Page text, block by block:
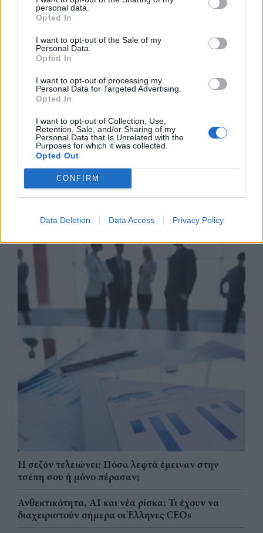
personal data.
Opted In
I want to opt-out of the Sale of my
Personal Data.
Opted In
I want to opt-out of processing my
Personal Data for Targeted Advertising.
Opted In
I want to opt-out of Collection, Use,
Retention, Sale, and/or Sharing of my
Personal Data that Is Unrelated with the
Purposes for which it was collected.
Opted Out
CONFIRM
Data Deletion Data Access Privacy Policy
δραστηριότητά του στην ΑΙ με
την απόκτηση πλειοψηφικού
06/08/26|17:45
στη Χαλκιδική
06/08/26|17:41
Η σεζόν τελειώνει: Πόσα λεφτά έμειναν στην
τσέπη σου ή μόνο πέρασαν;
Ανθεκτικότητα, AI και νέα ρίσκα: Τι έχουν να
διαχειριστούν σήμερα οι Έλληνες CEOs